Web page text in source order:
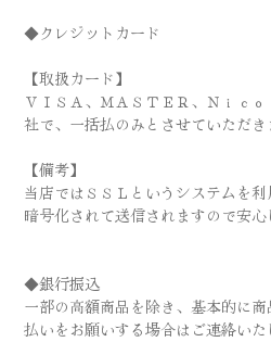
◆クレジットカード
【取扱カード】
ＶＩＳＡ、ＭＡＳＴＥＲ、Ｎｉｃ
社で、一括払のみとさせていただき
【備考】
当店ではＳＳＬというシステムを
暗号化されて送信されますので安心
◆銀行振込
一部の高額商品を除き、基本的に
払いをお願いする場合はご連絡いた